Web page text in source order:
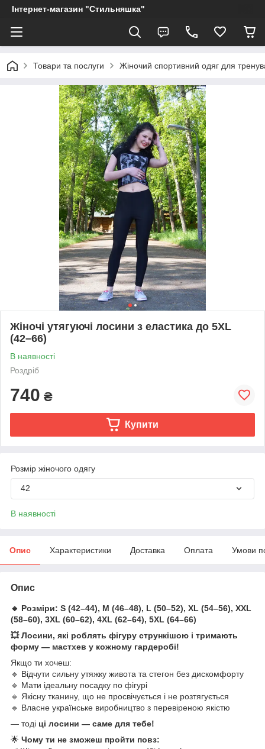
Інтернет-магазин "Стильняшка"
Товари та послуги Жіночий спортивний одяг для
Жіночі утягуючі лосини з еластика до 5XL
(42–66)
В наявності
Роздріб
740 ₴
Купити
Розмір жіночого одягу
42
В наявності
Опис Характеристики Доставка Оплата Умови
Опис
🔸 Розміри: S (42–44), M (46–48), L (50–52), XL (54–56), XXL
(58–60), 3XL (60–62), 4XL (62–64), 5XL (64–66)
💥 Лосини, які роблять фігуру стрункішою і тримають
форму — мастхев у кожному гардеробі!
Якщо ти хочеш:
🔹 Відчути сильну утяжку живота та стегон без дискомфорту
🔹 Мати ідеальну посадку по фігурі
🔹 Якісну тканину, що не просвічується і не розтягується
🔹 Власне українське виробництво з перевіреною якістю
— тоді ці лосини — саме для тебе!
🌟 Чому ти не зможеш пройти повз: